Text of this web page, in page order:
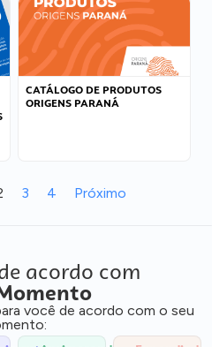
CATÁLOGO DE PRODUTOS
ORIGENS PARANÁ
3 4 Próximo
acordo com
você de acordo com o seu